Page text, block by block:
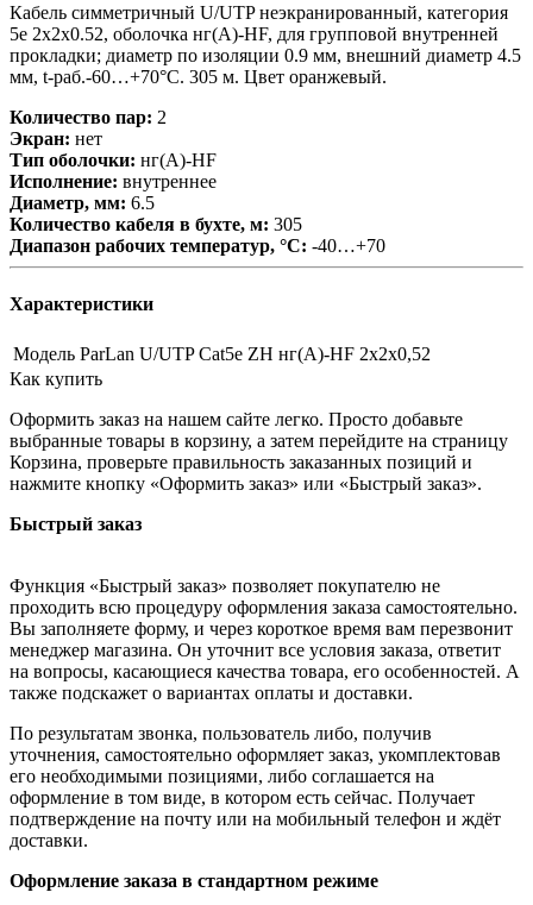
Кабель симметричный U/UTP неэкранированный, категория
5е 2х2х0.52, оболочка нг(А)-HF, для групповой внутренней
прокладки; диаметр по изоляции 0.9 мм, внешний диаметр 4.5
мм, t-раб.-60…+70°C. 305 м. Цвет оранжевый.
Количество пар: 2
Экран: нет
Тип оболочки: нг(A)-HF
Исполнение: внутреннее
Диаметр, мм: 6.5
Количество кабеля в бухте, м: 305
Диапазон рабочих температур, °С: -40…+70
Характеристики
Модель ParLan U/UTP Cat5e ZH нг(А)-HF 2х2х0,52
Как купить
Оформить заказ на нашем сайте легко. Просто добавьте
выбранные товары в корзину, а затем перейдите на страницу
Корзина, проверьте правильность заказанных позиций и
нажмите кнопку «Оформить заказ» или «Быстрый заказ».
Быстрый заказ
Функция «Быстрый заказ» позволяет покупателю не
проходить всю процедуру оформления заказа самостоятельно.
Вы заполняете форму, и через короткое время вам перезвонит
менеджер магазина. Он уточнит все условия заказа, ответит
на вопросы, касающиеся качества товара, его особенностей. А
также подскажет о вариантах оплаты и доставки.
По результатам звонка, пользователь либо, получив
уточнения, самостоятельно оформляет заказ, укомплектовав
его необходимыми позициями, либо соглашается на
оформление в том виде, в котором есть сейчас. Получает
подтверждение на почту или на мобильный телефон и ждёт
доставки.
Оформление заказа в стандартном режиме